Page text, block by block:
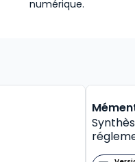
numérique.
BEST-